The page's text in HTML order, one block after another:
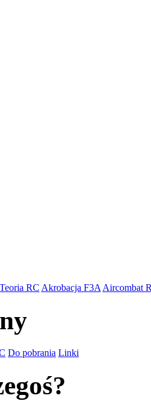
Teoria RC Akrobacja F3AAircombat
Do pobrania Linki